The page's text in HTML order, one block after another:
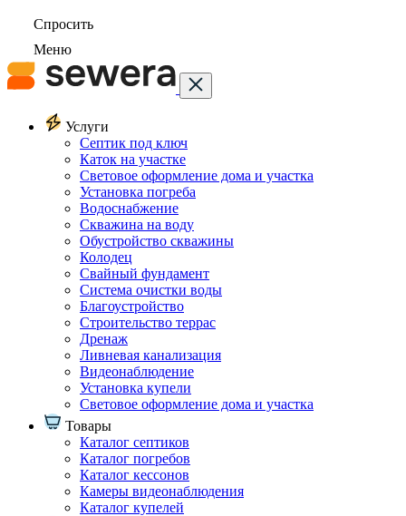
Спросить
Меню
Услуги
Септик под ключ
Каток на участке
Световое оформление дома и участка
Установка погреба
Водоснабжение
Скважина на воду
Обустройство скважины
Колодец
Свайный фундамент
Система очистки воды
Благоустройство
Строительство террас
Дренаж
Ливневая канализация
Видеонаблюдение
Установка купели
Световое оформление дома и участка
Товары
Каталог септиков
Каталог погребов
Каталог кессонов
Камеры видеонаблюдения
Каталог купелей